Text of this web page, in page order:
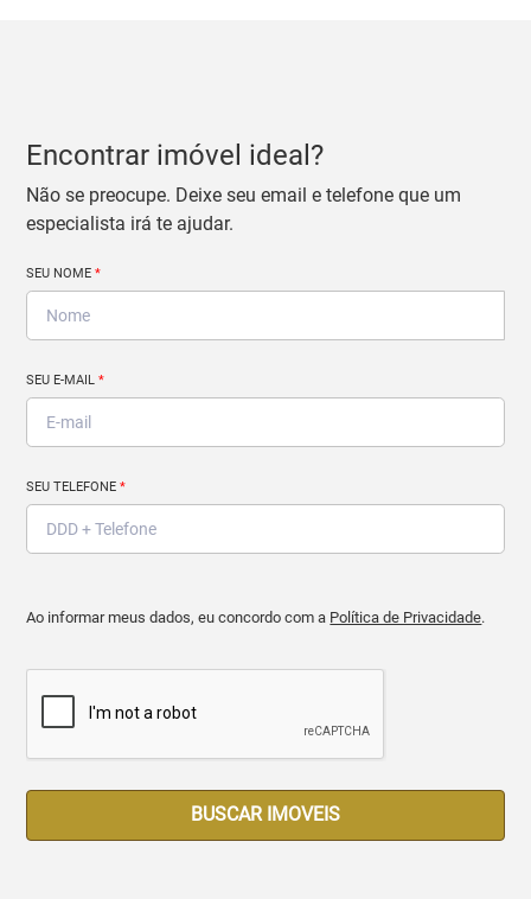
Encontrar imóvel ideal?
Não se preocupe. Deixe seu email e telefone que um
especialista irá te ajudar.
SEU NOME*
SEU E-MAIL*
SEU TELEFONE*
Ao informar meus dados, eu concordo com a Política de Privacidade.
BUSCAR IMOVEIS